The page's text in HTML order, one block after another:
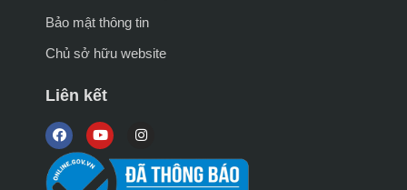
Bảo mật thông tin
Chủ sở hữu website
Liên kết